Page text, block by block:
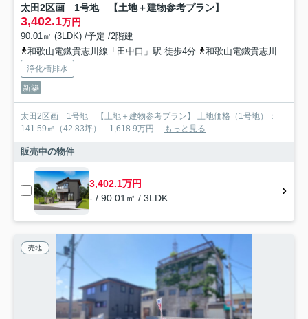
太田2区画 1号地 【土地＋建物参考プラン】
3,402.1万円
90.01㎡ (3LDK) /予定 /2階建
和歌山電鐵貴志川線「田中口」駅 徒歩4分
和歌山電鐵貴志川線「日前宮」駅 徒歩10分
浄化槽排水
新築
太田2区画 1号地 【土地＋建物参考プラン】 土地価格（1号地）：
141.59㎡（42.83坪） 1,618.9万円 ...
もっと見る
販売中の物件
3,402.1万円
- / 90.01㎡ / 3LDK
売地